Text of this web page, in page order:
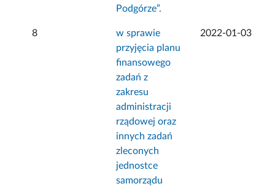
Podgórze”.
8
w sprawie
przyjęcia planu
finansowego
zadań z
zakresu
administracji
rządowej oraz
innych zadań
zleconych
jednostce
samorządu
2022-01-03